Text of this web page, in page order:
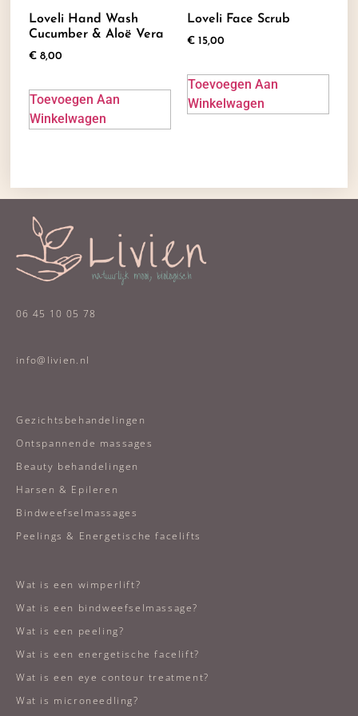
Loveli Hand Wash
Cucumber & Aloë Vera
€ 8,00
Toevoegen Aan
Winkelwagen
Loveli Face Scrub
€ 15,00
Toevoegen Aan
Winkelwagen
06 45 10 05 78
info@livien.nl
Gezichtsbehandelingen
Ontspannende massages
Beauty behandelingen
Harsen & Epileren
Bindweefselmassages
Peelings & Energetische facelifts
Wat is een wimperlift?
Wat is een bindweefselmassage?
Wat is een peeling?
Wat is een energetische facelift?
Wat is een eye contour treatment?
Wat is microneedling?